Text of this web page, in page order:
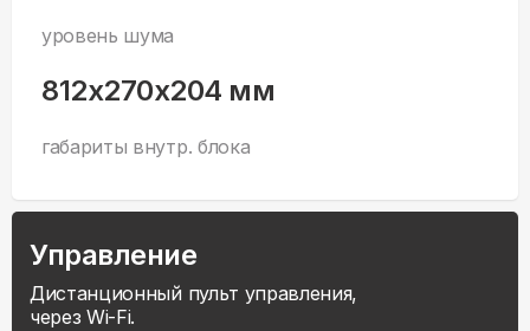
уровень шума
812x270x204 мм
габариты внутр. блока
Управление
Дистанционный пульт управления,
через Wi-Fi.